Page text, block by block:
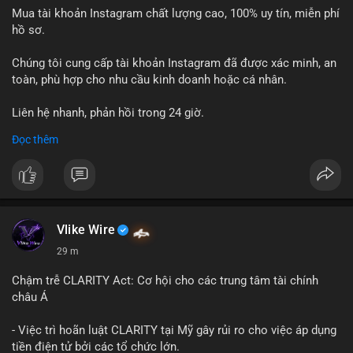
Mua tài khoản Instagram chất lượng cao, 100% uy tín, miễn phí
hồ sơ.
Chúng tôi cung cấp tài khoản Instagram đã được xác minh, an
toàn, phù hợp cho nhu cầu kinh doanh hoặc cá nhân.
Liên hệ nhanh, phản hồi trong 24 giờ.
📞 WhatsApp: +1 660 215-8938
Đọc thêm
Vlike Wire
29 m
Chậm trễ CLARITY Act: Cơ hội cho các trung tâm tài chính
châu Á
- Việc trì hoãn luật CLARITY tại Mỹ gây rủi ro cho việc áp dụng
tiền điện tử bởi các tổ chức lớn.